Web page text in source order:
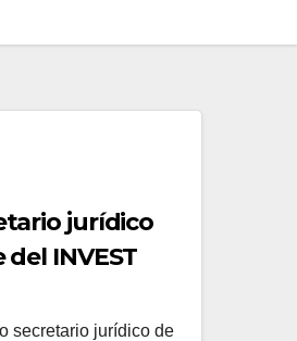
jurídico
INVEST
secretario jurídico de